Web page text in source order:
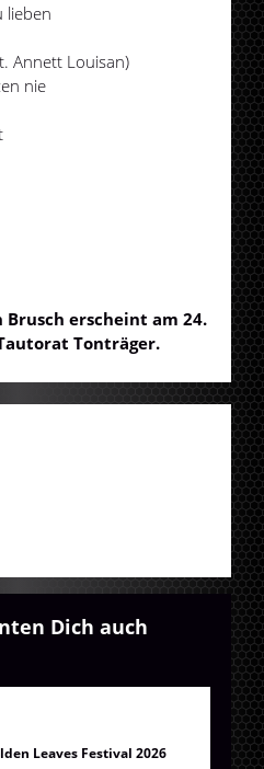
lieben
Annett Louisan)
nie
erscheint am 24.
Tonträger.
Dich auch
Leaves Festival 2026